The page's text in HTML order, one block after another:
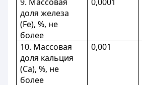
доля железа
(Fe), %, не
более
10. Массовая
доля кальция
(Са), %, не
более
0,001